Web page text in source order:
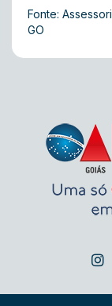
Fonte:
GO